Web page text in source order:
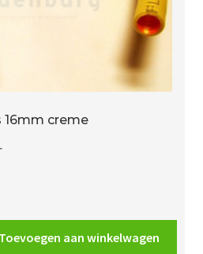
16mm creme
Huidige
€98.84.
Toevoegen aan winkelwagen